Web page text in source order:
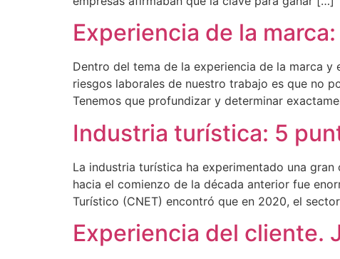
Experiencia de la
Dentro del tema de la experiencia de la marca
riesgos laborales de nuestro trabajo es que no
Tenemos que profundizar y determinar
Industria turística: 5
La industria turística ha experimentado una
hacia el comienzo de la década anterior fue
Turístico (CNET) encontró que en 2020, el
Experiencia del cliente.